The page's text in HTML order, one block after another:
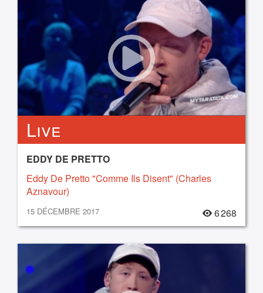
Live
EDDY DE PRETTO
Eddy De Pretto "Comme Ils Disent" (Charles
Aznavour)
15 DÉCEMBRE 2017 6 268